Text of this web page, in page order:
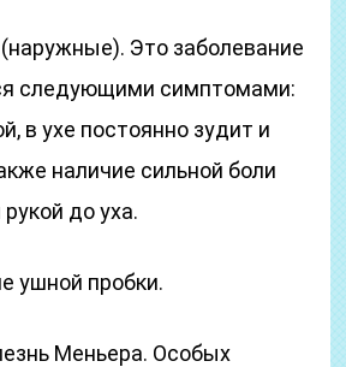
Это заболевание
следующими симптомами:
в ухе постоянно зудит и
наличие сильной боли
до уха.
ушной пробки.
Меньера. Особых